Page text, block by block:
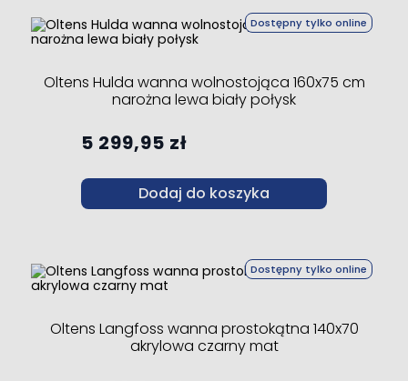
Dostępny tylko online
Oltens Hulda wanna wolnostojąca 160x75 cm
narożna lewa biały połysk
5 299,95 zł
Dodaj do koszyka
Dostępny tylko online
Oltens Langfoss wanna prostokątna 140x70
akrylowa czarny mat